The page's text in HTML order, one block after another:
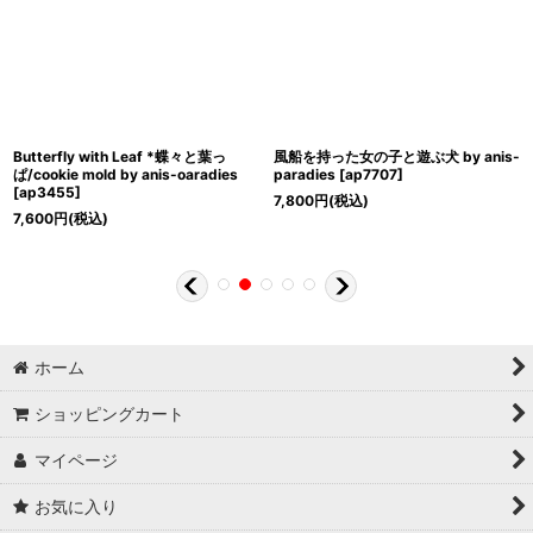
Butterfly with Leaf *蝶々と葉っ
ぱ/cookie mold by anis-oaradies
[ap3455]
7,600円(税込)
風船を持った女の子と遊ぶ犬 by anis-
paradies [ap7707]
7,800円(税込)
ホーム
ショッピングカート
マイページ
お気に入り